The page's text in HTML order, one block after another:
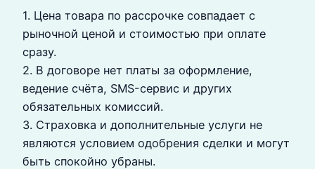
1. Цена товара по рассрочке совпадает с
рыночной ценой и стоимостью при оплате
сразу.
2. В договоре нет платы за оформление,
ведение счёта, SMS-сервис и других
обязательных комиссий.
3. Страховка и дополнительные услуги не
являются условием одобрения сделки и могут
быть спокойно убраны.